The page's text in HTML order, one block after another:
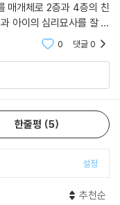
서 새끼 돼지랑 송아지를
이 모여 사는 황룡동. 그
동네다. 황룡동 한끝 골목
원이 산다. 긴장하거나 당
는 아빠를 대신해 부산
들고 올 만큼 속내 깊은
도살장도, 남루한 살림뿐
고 다정히 불러주는 정구
매개체로 2층과 4층의 친
아이의 심리묘사를 잘 표
키울려고 하고, 아이는 그
0 댓글0
한줄평 5
설정
추천순